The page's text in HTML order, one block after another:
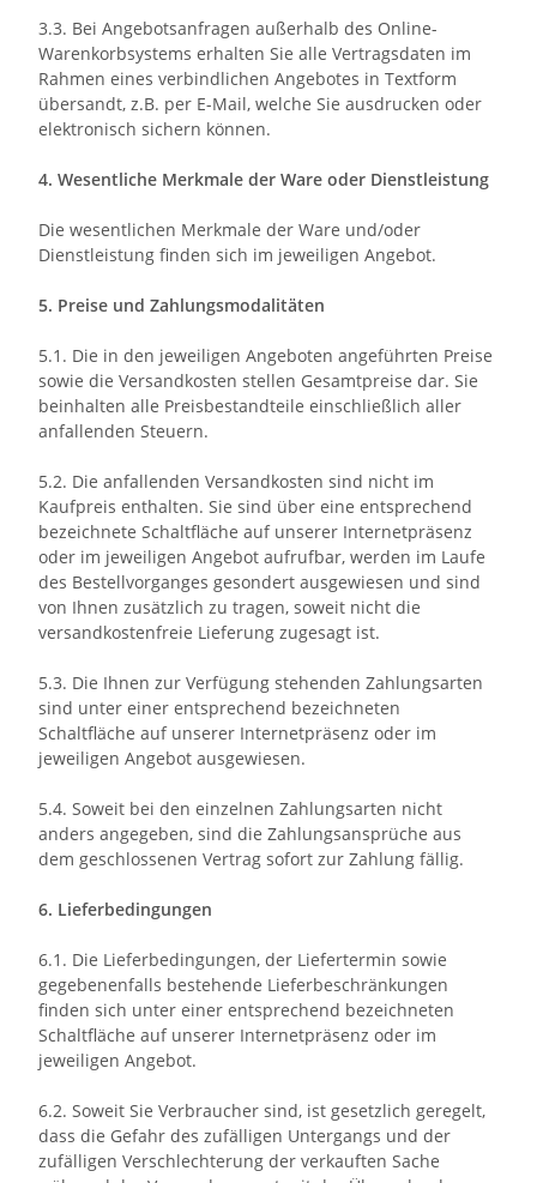
3.3. Bei Angebotsanfragen außerhalb des Online-
Warenkorbsystems erhalten Sie alle Vertragsdaten im
Rahmen eines verbindlichen Angebotes in Textform
übersandt, z.B. per E-Mail, welche Sie ausdrucken oder
elektronisch sichern können.
4. Wesentliche Merkmale der Ware oder Dienstleistung
Die wesentlichen Merkmale der Ware und/oder
Dienstleistung finden sich im jeweiligen Angebot.
5. Preise und Zahlungsmodalitäten
5.1. Die in den jeweiligen Angeboten angeführten Preise
sowie die Versandkosten stellen Gesamtpreise dar. Sie
beinhalten alle Preisbestandteile einschließlich aller
anfallenden Steuern.
5.2. Die anfallenden Versandkosten sind nicht im
Kaufpreis enthalten. Sie sind über eine entsprechend
bezeichnete Schaltfläche auf unserer Internetpräsenz
oder im jeweiligen Angebot aufrufbar, werden im Laufe
des Bestellvorganges gesondert ausgewiesen und sind
von Ihnen zusätzlich zu tragen, soweit nicht die
versandkostenfreie Lieferung zugesagt ist.
5.3. Die Ihnen zur Verfügung stehenden Zahlungsarten
sind unter einer entsprechend bezeichneten
Schaltfläche auf unserer Internetpräsenz oder im
jeweiligen Angebot ausgewiesen.
5.4. Soweit bei den einzelnen Zahlungsarten nicht
anders angegeben, sind die Zahlungsansprüche aus
dem geschlossenen Vertrag sofort zur Zahlung fällig.
6. Lieferbedingungen
6.1. Die Lieferbedingungen, der Liefertermin sowie
gegebenenfalls bestehende Lieferbeschränkungen
finden sich unter einer entsprechend bezeichneten
Schaltfläche auf unserer Internetpräsenz oder im
jeweiligen Angebot.
6.2. Soweit Sie Verbraucher sind, ist gesetzlich geregelt,
dass die Gefahr des zufälligen Untergangs und der
zufälligen Verschlechterung der verkauften Sache